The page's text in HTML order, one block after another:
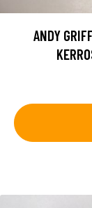
ANDY